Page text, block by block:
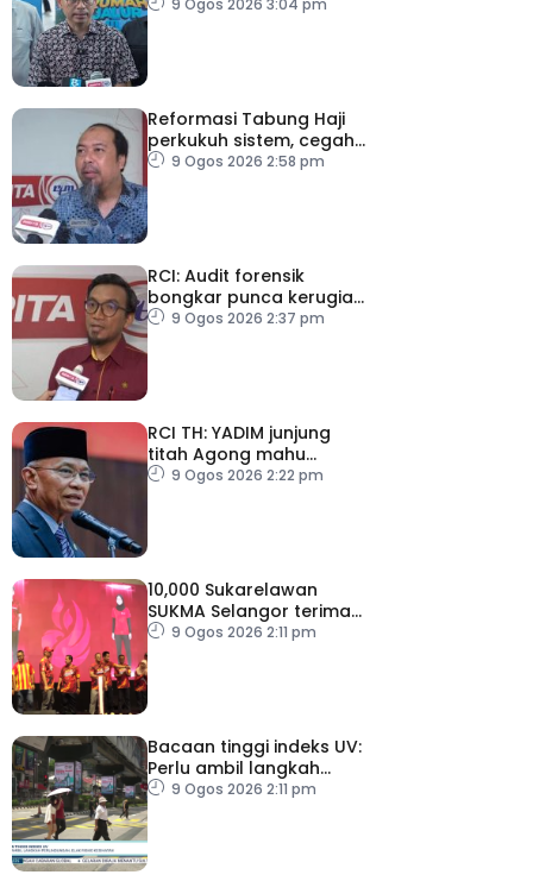
Reformasi Tabung Haji
perkukuh sistem, cegah
kesilapan berulang
9 Ogos 2026 2:58 pm
RCI: Audit forensik
bongkar punca kerugian,
kelemahan tadbir urus TH
9 Ogos 2026 2:37 pm
RCI TH: YADIM junjung
titah Agong mahu
siasatan tanpa
9 Ogos 2026 2:22 pm
10,000 Sukarelawan
SUKMA Selangor terima
elaun RM100 sehari
9 Ogos 2026 2:11 pm
Bacaan tinggi indeks UV:
Perlu ambil langkah
perlindungan, elak risiko
9 Ogos 2026 2:11 pm